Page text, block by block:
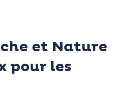
et Nature
pour les